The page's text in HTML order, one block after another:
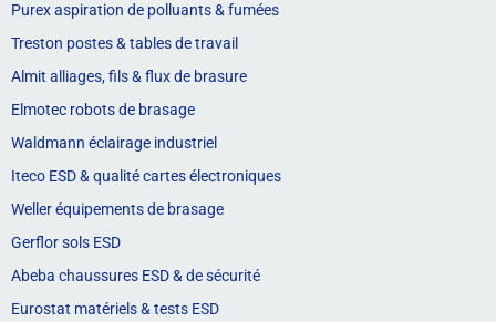
Purex aspiration de polluants & fumées
Treston postes & tables de travail
Almit alliages, fils & flux de brasure
Elmotec robots de brasage
Waldmann éclairage industriel
Iteco ESD & qualité cartes électroniques
Weller équipements de brasage
Gerflor sols ESD
Abeba chaussures ESD & de sécurité
Eurostat matériels & tests ESD